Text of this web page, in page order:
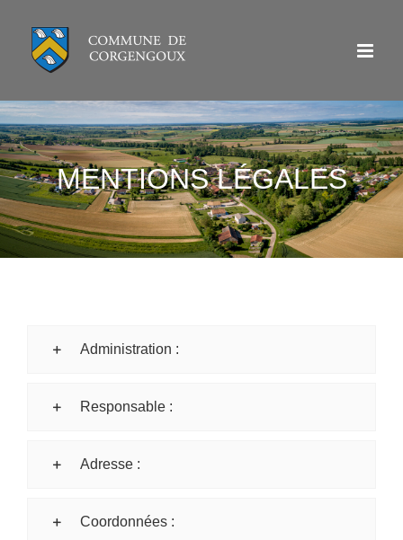
contenu
MENTIONS LÉGALES
Administration :
Responsable :
Adresse :
Coordonnées :